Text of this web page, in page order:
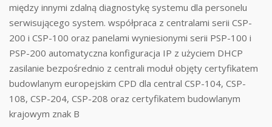
między innymi zdalną diagnostykę systemu dla personelu
serwisującego system. współpraca z centralami serii CSP-
200 i CSP-100 oraz panelami wyniesionymi serii PSP-100 i
PSP-200 automatyczna konfiguracja IP z użyciem DHCP
zasilanie bezpośrednio z centrali moduł objęty certyfikatem
budowlanym europejskim CPD dla central CSP-104, CSP-
108, CSP-204, CSP-208 oraz certyfikatem budowlanym
krajowym znak B